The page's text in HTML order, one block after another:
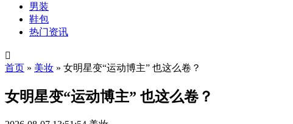
男装
鞋包
热门资讯

首页 » 美妆 » 女明星变“运动博主” 也这么卷？
女明星变“运动博主” 也这么卷？